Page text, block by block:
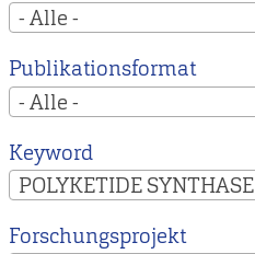
- Alle -
Publikationsformat
- Alle -
Keyword
POLYKETIDE SYNTHASE
Forschungsprojekt